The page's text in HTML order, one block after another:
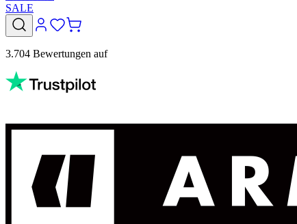
SALE
3.704 Bewertungen auf